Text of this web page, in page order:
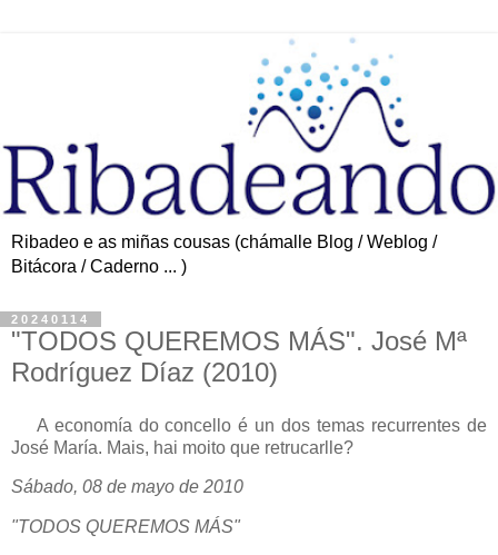
Ribadeo e as miñas cousas (chámalle Blog / Weblog /
Bitácora / Caderno ... )
20240114
"TODOS QUEREMOS MÁS". José Mª
Rodríguez Díaz (2010)
A economía do concello é un dos temas recurrentes de
José María. Mais, hai moito que retrucarlle?
Sábado, 08 de mayo de 2010
"TODOS QUEREMOS MÁS"